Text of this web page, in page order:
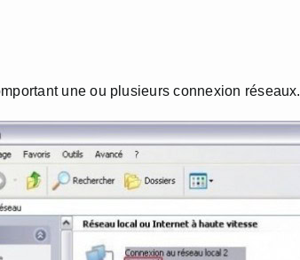
une ou plusieurs connexion réseaux.